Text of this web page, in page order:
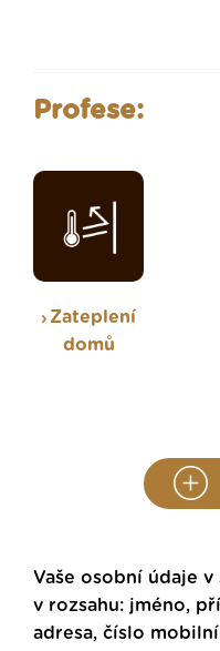
Profese:
Zateplení
domů
Vaše osobní údaje
v rozsahu: jméno,
adresa, číslo